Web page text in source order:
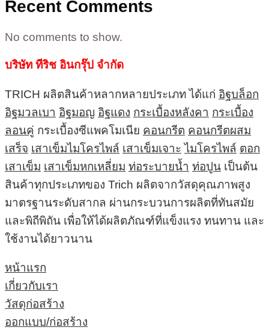
Recent Comments
No comments to show.
บริษัท ทีริช อินกรุ๊ป จำกัด
TRICH ผลิตสินค้าหลากหลายประเภท ได้แก่ อิฐบล็อก
อิฐมวลเบา อิฐมอญ อิฐแดง กระเบื้องหลังคา กระเบื้อง
ลอนคู่ กระเบื้องซีแพคโมเนีย คอนกรีต คอนกรีตผสม
เสร็จ เสาเข็มไมโครไพล์ เสาเข็มเจาะ ไมโครไพล์ ตอก
เสาเข็ม เสาเข็มหกเหลี่ยม ท่อระบายน้ำ ท่อปูน เป็นต้น
สินค้าทุกประเภทของ Trich ผลิตจากวัสดุคุณภาพสูง
มาตรฐานระดับสากล ผ่านกระบวนการผลิตที่ทันสมัย
และพิถีพิถัน เพื่อให้ได้ผลิตภัณฑ์ที่แข็งแรง ทนทาน และ
ใช้งานได้ยาวนาน
หน้าแรก
เกี่ยวกับเรา
วัสดุก่อสร้าง
ออกแบบ/ก่อสร้าง